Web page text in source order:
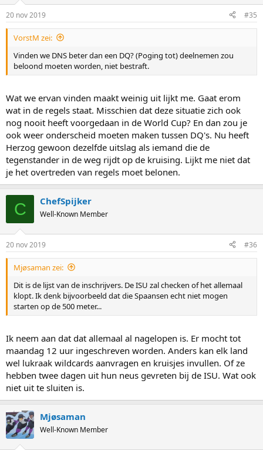
20 nov 2019 #35
VorstM zei:
Vinden we DNS beter dan een DQ? (Poging tot) deelnemen zou
beloond moeten worden, niet bestraft.
Wat we ervan vinden maakt weinig uit lijkt me. Gaat erom
wat in de regels staat. Misschien dat deze situatie zich ook
nog nooit heeft voorgedaan in de World Cup? En dan zou je
ook weer onderscheid moeten maken tussen DQ's. Nu heeft
Herzog gewoon dezelfde uitslag als iemand die de
tegenstander in de weg rijdt op de kruising. Lijkt me niet dat
je het overtreden van regels moet belonen.
C ChefSpijker
Well-Known Member
20 nov 2019 #36
Mjøsaman zei:
Dit is de lijst van de inschrijvers. De ISU zal checken of het allemaal
klopt. Ik denk bijvoorbeeld dat die Spaansen echt niet mogen
starten op de 500 meter...
Ik neem aan dat dat allemaal al nagelopen is. Er mocht tot
maandag 12 uur ingeschreven worden. Anders kan elk land
wel lukraak wildcards aanvragen en kruisjes invullen. Of ze
hebben twee dagen uit hun neus gevreten bij de ISU. Wat ook
niet uit te sluiten is.
Mjøsaman
Well-Known Member